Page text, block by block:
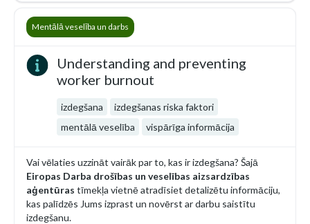
Understanding and preventing
worker burnout
izdegšana
izdegšanas riska faktori
mentālā veselība
vispārīga informācija
Vai vēlaties uzzināt vairāk par to, kas ir izdegšana? Šajā
Eiropas Darba drošības un veselības aizsardzības
aģentūras tīmekļa vietnē atradīsiet detalizētu informāciju,
kas palīdzēs Jums izprast un novērst ar darbu saistītu
izdegšanu.
Mentālā veselība un darbs